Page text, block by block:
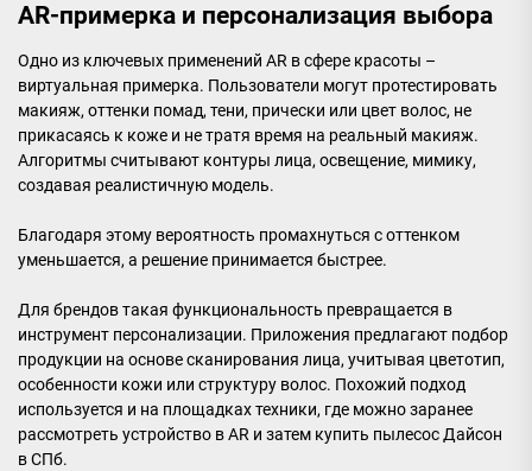
AR-примерка и персонализация выбора
Одно из ключевых применений AR в сфере красоты –
виртуальная примерка. Пользователи могут протестировать
макияж, оттенки помад, тени, прически или цвет волос, не
прикасаясь к коже и не тратя время на реальный макияж.
Алгоритмы считывают контуры лица, освещение, мимику,
создавая реалистичную модель.
Благодаря этому вероятность промахнуться с оттенком
уменьшается, а решение принимается быстрее.
Для брендов такая функциональность превращается в
инструмент персонализации. Приложения предлагают подбор
продукции на основе сканирования лица, учитывая цветотип,
особенности кожи или структуру волос. Похожий подход
используется и на площадках техники, где можно заранее
рассмотреть устройство в AR и затем купить пылесос Дайсон
в СПб.